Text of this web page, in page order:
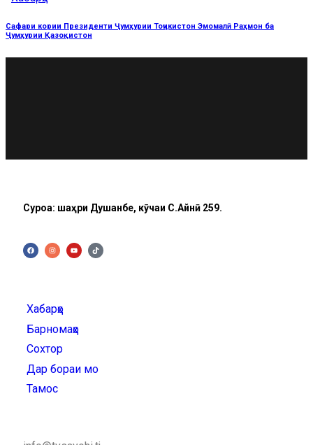
Сафари кории Президенти Ҷумҳурии Тоҷикистон Эмомалӣ Раҳмон ба
Ҷумҳурии Қазоқистон
Суроға: шаҳри Душанбе, кӯчаи C.Айнӣ 259.
Хабарҳо
Барномаҳо
Сохтор
Дар бораи мо
Тамос